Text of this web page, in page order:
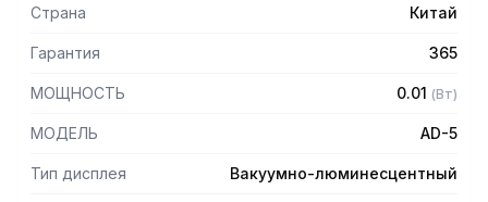
Страна Китай
Гарантия 365
МОЩНОСТЬ 0.01 (Вт)
МОДЕЛЬ AD-5
Тип дисплея Вакуумно-люминесцентный